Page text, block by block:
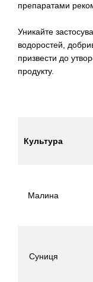
препаратами
Уникайте
водоростей,
призвести до
продукту.
Культура
Малина
Суниця